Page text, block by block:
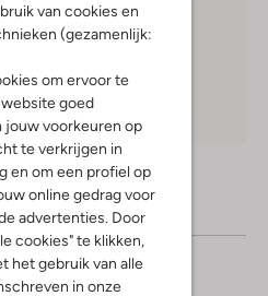
van cookies en
(gezamenlijk:
om ervoor te
goed
voorkeuren op
te verkrijgen in
en om een profiel op
online gedrag voor
advertenties. Door
cookies" te klikken,
het gebruik van alle
in onze
€75,-